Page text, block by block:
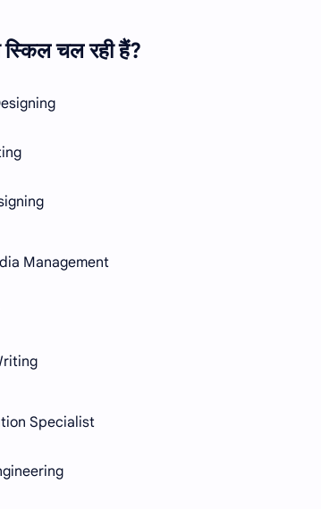
चल रही हैं?
Management
Specialist